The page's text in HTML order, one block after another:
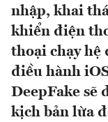
nhập, khai
khiển điện
thoại chạy hệ
điều hành
DeepFake sẽ
kịch bản lừa